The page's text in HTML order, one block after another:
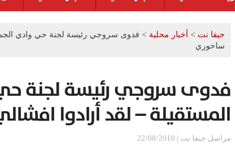
حيفا نت > أخبار محلية > فدوى سروجي رئيسة لجنة حي وادي
ساحوري
فدوى سروجي رئيسة لجنة
المستقيلة – لقد أرادوا
مراسل حيفا نت | 22/08/2010